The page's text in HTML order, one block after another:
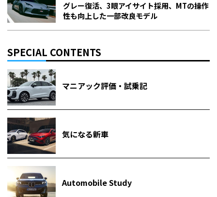
グレー復活、3眼アイサイト採用、MTの操作
性も向上した一部改良モデル
SPECIAL CONTENTS
マニアック評価・試乗記
気になる新車
Automobile Study